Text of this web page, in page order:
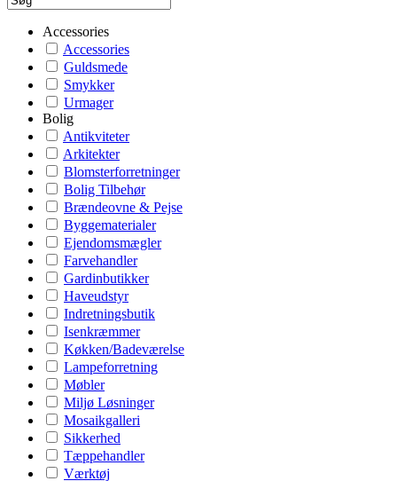
Accessories
Accessories
Guldsmede
Smykker
Urmager
Bolig
Antikviteter
Arkitekter
Blomsterforretninger
Bolig Tilbehør
Brændeovne & Pejse
Byggematerialer
Ejendomsmægler
Farvehandler
Gardinbutikker
Haveudstyr
Indretningsbutik
Isenkræmmer
Køkken/Badeværelse
Lampeforretning
Møbler
Miljø Løsninger
Mosaikgalleri
Sikkerhed
Tæppehandler
Værktøj